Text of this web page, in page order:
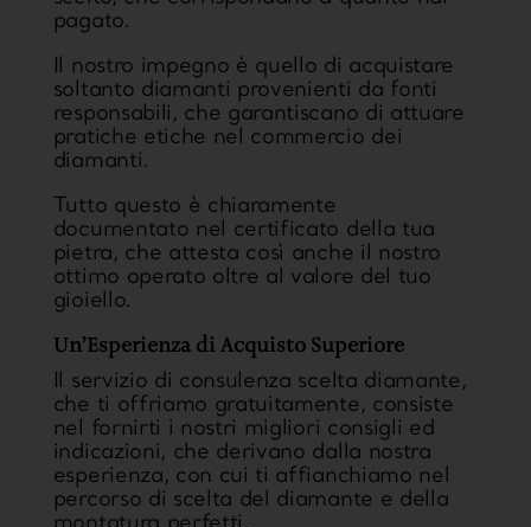
pagato.
Il nostro impegno è quello di acquistare
soltanto diamanti provenienti da fonti
responsabili, che garantiscano di attuare
pratiche etiche nel commercio dei
diamanti.
Tutto questo è chiaramente
documentato nel certificato della tua
pietra, che attesta così anche il nostro
ottimo operato oltre al valore del tuo
gioiello.
Un’Esperienza di Acquisto Superiore
Il servizio di consulenza scelta diamante,
che ti offriamo gratuitamente, consiste
nel fornirti i nostri migliori consigli ed
indicazioni, che derivano dalla nostra
esperienza, con cui ti affianchiamo nel
percorso di scelta del diamante e della